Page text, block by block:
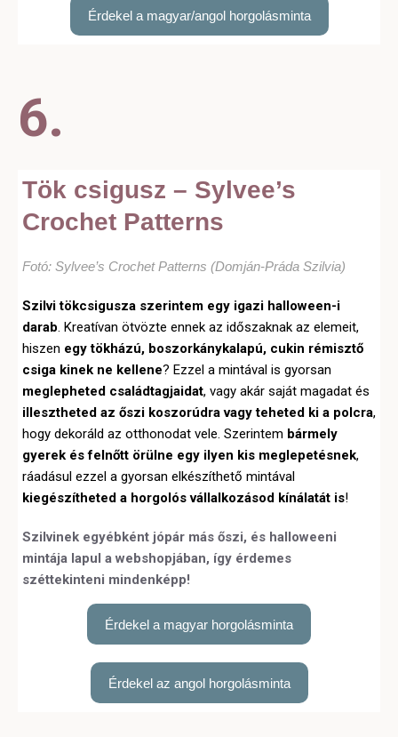
Érdekel a magyar/angol horgolásminta
6.
Tök csigusz – Sylvee’s
Crochet Patterns
Fotó: Sylvee’s Crochet Patterns (Domján-Práda Szilvia)
Szilvi tökcsigusza szerintem egy igazi halloween-i
darab. Kreatívan ötvözte ennek az időszaknak az elemeit,
hiszen egy tökházú, boszorkánykalapú, cukin rémisztő
csiga kinek ne kellene? Ezzel a mintával is gyorsan
meglepheted családtagjaidat, vagy akár saját magadat és
illesztheted az őszi koszorúdra vagy teheted ki a polcra,
hogy dekoráld az otthonodat vele. Szerintem bármely
gyerek és felnőtt örülne egy ilyen kis meglepetésnek,
ráadásul ezzel a gyorsan elkészíthető mintával
kiegészítheted a horgolós vállalkozásod kínálatát is!
Szilvinek egyébként jópár más őszi, és halloweeni
mintája lapul a webshopjában, így érdemes
széttekinteni mindenképp!
Érdekel a magyar horgolásminta
Érdekel az angol horgolásminta